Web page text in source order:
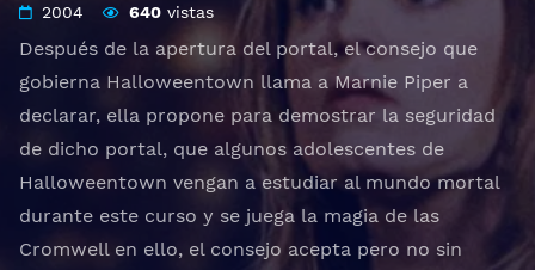
2004
640 vistas
Después de la apertura del portal, el consejo que
gobierna Halloweentown llama a Marnie Piper a
declarar, ella propone para demostrar la seguridad
de dicho portal, que algunos adolescentes de
Halloweentown vengan a estudiar al mundo mortal
durante este curso y se juega la magia de las
Cromwell en ello, el consejo acepta pero no sin